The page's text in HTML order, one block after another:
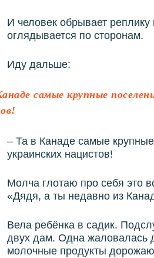
И человек обрывает реплику
оглядывается по сторонам.
Иду дальше:
самые крупные
– Та в Канаде самые
украинских нацистов!
Молча глотаю про себя это
«Дядя, а ты недавно из
Вела ребёнка в садик.
двух дам. Одна жаловалась
молочные продукты